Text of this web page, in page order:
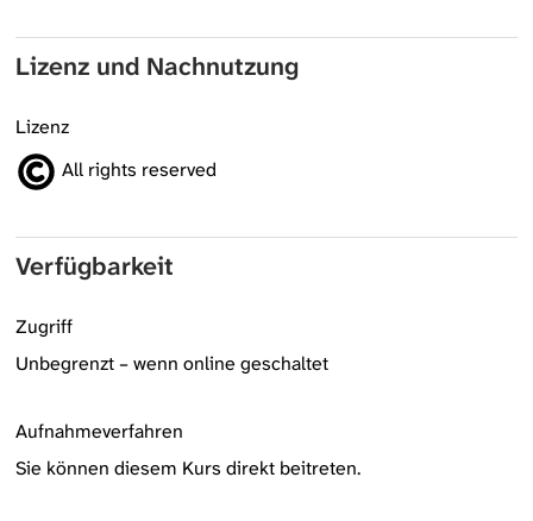
Lizenz und Nachnutzung
Lizenz
All rights reserved
Verfügbarkeit
Zugriff
Unbegrenzt – wenn online geschaltet
Aufnahmeverfahren
Sie können diesem Kurs direkt beitreten.